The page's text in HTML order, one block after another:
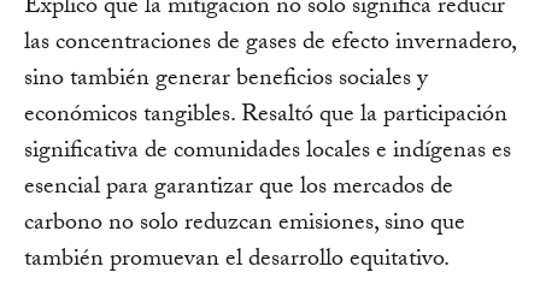
las concentraciones de gases de efecto invernadero,
sino también generar beneficios sociales y
económicos tangibles. Resaltó que la participación
significativa de comunidades locales e indígenas es
esencial para garantizar que los mercados de
carbono no solo reduzcan emisiones, sino que
también promuevan el desarrollo equitativo.